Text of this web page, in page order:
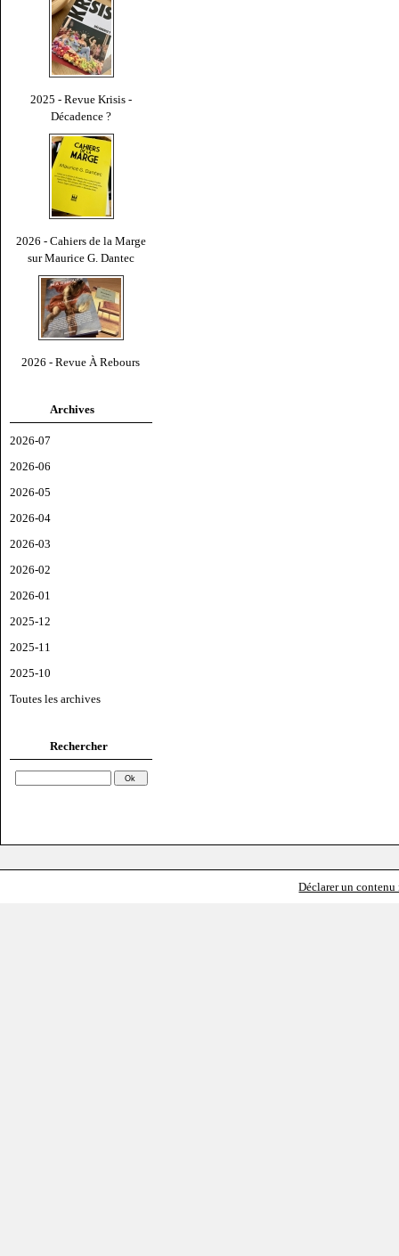
2025 - Revue Krisis -
Décadence ?
2026 - Cahiers de la Marge
sur Maurice G. Dantec
2026 - Revue À Rebours
Archives
2026-07
2026-06
2026-05
2026-04
2026-03
2026-02
2026-01
2025-12
2025-11
2025-10
Toutes les archives
Rechercher
Déclarer un